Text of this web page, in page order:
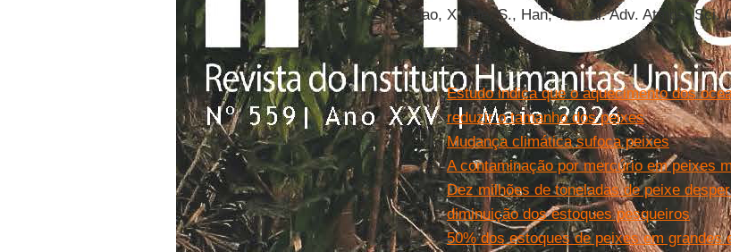
Hao, X., He, S., Han, T. et al. Adv. Atmos. Sci.
Leia mais
Estudo indica que o aquecimento dos
reduzir o tamanho dos peixes
Mudança climática sufoca peixes
A contaminação por mercúrio em peixes
Dez milhões de toneladas de peixe
diminuição dos estoques pesqueiros
50% dos estoques de peixes em